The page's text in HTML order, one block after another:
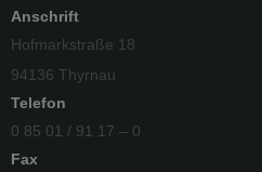
Anschrift
Hofmarkstraße 18
94136 Thyrnau
Telefon
0 85 01 / 91 17 – 0
Fax